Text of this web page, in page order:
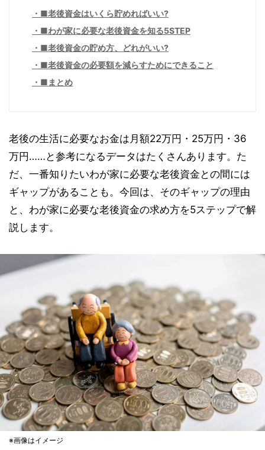
■老後資金はいくら貯めればいい?
■わが家に必要な老後資金を知る5STEP
■老後資金の貯め方、どれがいい?
■老後資金の必要額を減らすためにできること
■まとめ
老後の生活に必要なお金は月額22万円・25万円・36
万円……と参考になるデータはたくさんあります。た
だ、一番知りたいわが家に必要な老後資金との間には
ギャップがあることも。今回は、そのギャップの理由
と、わが家に必要な老後資金の求め方を5ステップで解
説します。
※画像はイメージ